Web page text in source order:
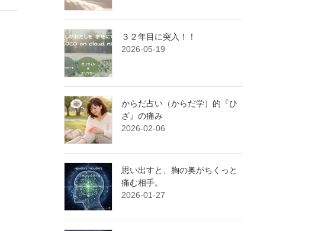
３２年目に突入！！
2026-05-19
からだ占い（からだ学）的『ひ
ざ』の痛み
2026-02-06
思い出すと、胸の奥がちくっと
痛む相手。
2026-01-27